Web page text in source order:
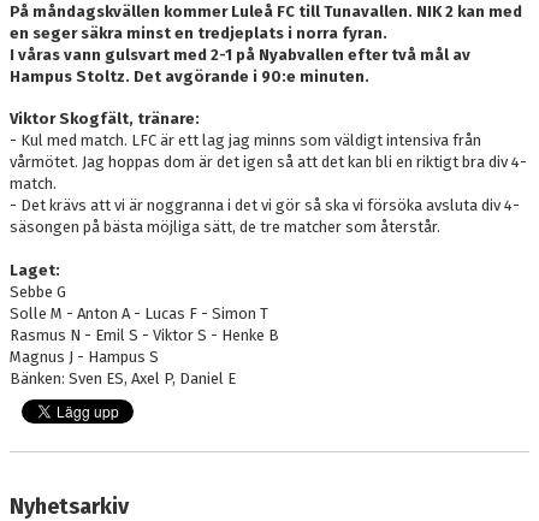
På måndagskvällen kommer Luleå FC till Tunavallen. NIK 2 kan med
en seger säkra minst en tredjeplats i norra fyran.
I våras vann gulsvart med 2-1 på Nyabvallen efter två mål av
Hampus Stoltz. Det avgörande i 90:e minuten.
Viktor Skogfält, tränare:
- Kul med match. LFC är ett lag jag minns som väldigt intensiva från
vårmötet. Jag hoppas dom är det igen så att det kan bli en riktigt bra div 4-
match.
- Det krävs att vi är noggranna i det vi gör så ska vi försöka avsluta div 4-
säsongen på bästa möjliga sätt, de tre matcher som återstår.
Laget:
Sebbe G
Solle M - Anton A - Lucas F - Simon T
Rasmus N - Emil S - Viktor S - Henke B
Magnus J - Hampus S
Bänken: Sven ES, Axel P, Daniel E
Nyhetsarkiv